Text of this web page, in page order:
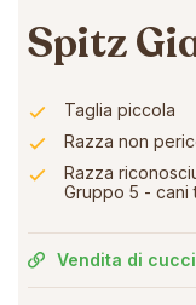
Spitz
Taglia piccola
Razza non
Razza
Gruppo 5 - cani
Vendita di